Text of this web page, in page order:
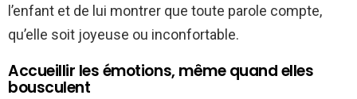
l’enfant et de lui montrer que toute parole compte,
qu’elle soit joyeuse ou inconfortable.
Accueillir les émotions, même quand elles
bousculent